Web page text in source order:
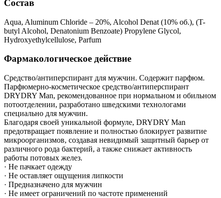
Состав
Aqua, Aluminum Chloride – 20%, Alcohol Denat (10% об.), (T-
butyl Alcohol, Denatonium Benzoate) Propylene Glycol,
Hydroxyethylcellulose, Parfum
Фармакологическое действие
Средство/антиперспирант для мужчин. Содержит парфюм.
Парфюмерно-косметическое средство/антиперспирант
DRYDRY Man, рекомендованное при нормальном и обильном
потоотделении, разработано шведскими технологами
специально для мужчин.
Благодаря своей уникальной формуле, DRYDRY Man
предотвращает появление и полностью блокирует развитие
микроорганизмов, создавая невидимый защитный барьер от
различного рода бактерий, а также снижает активность
работы потовых желез.
· Не пачкает одежду
· Не оставляет ощущения липкости
· Предназначено для мужчин
· Не имеет ограничений по частоте применений